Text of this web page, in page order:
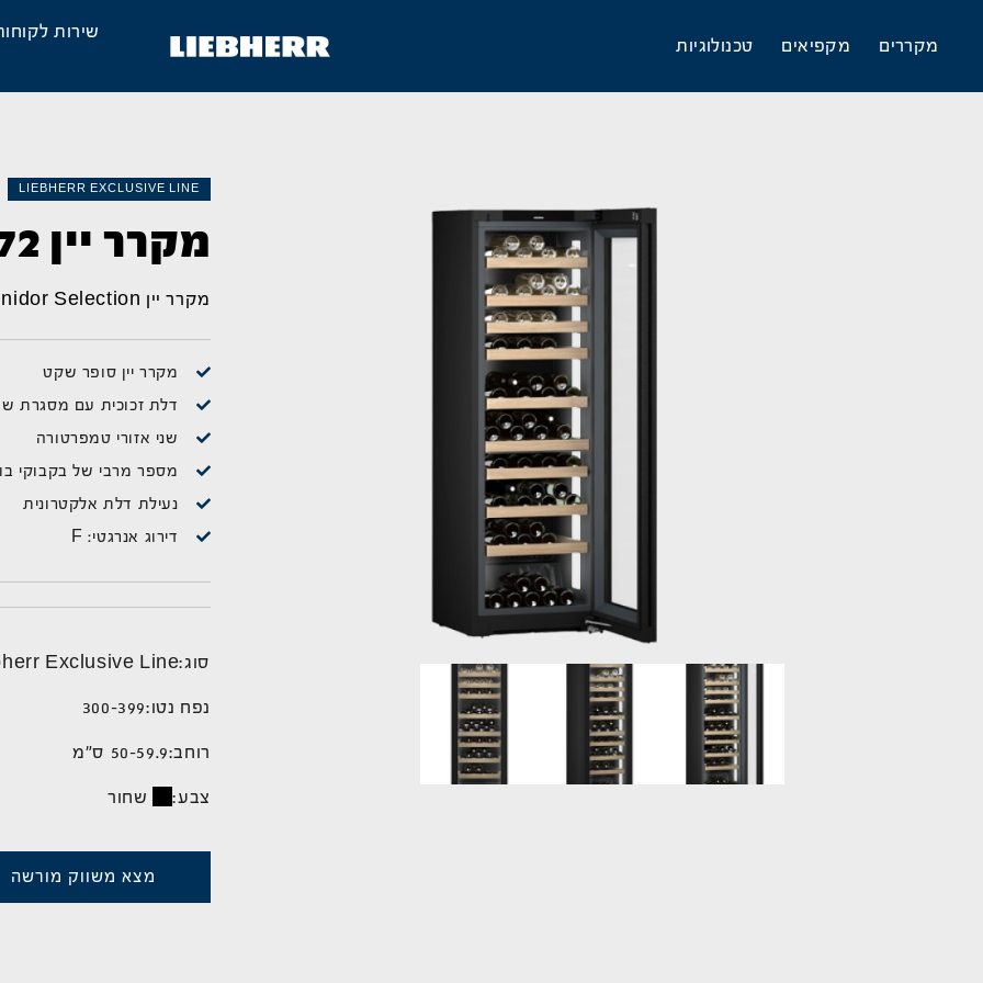
מקררים מקפיאים טכנולוגיות
שירות
LIEBHERR EXCLUSIVE LINE
מקרר יין WPgbi 5272
מקרר יין Vinidor Selection
מקרר יין סופר שקט
דלת זכוכית עם מסגרת
שני אזורי טמפרטורה
מספר מרבי של בקבוקי בורדו בנפח
נעילת דלת אלקטרונית
דירוג אנרגטי: F
סוג:Exclusive Line
נפח נטו:300-399
רוחב:50-59.9 ס"מ
צבע: שחור
מצא משווק מורשה